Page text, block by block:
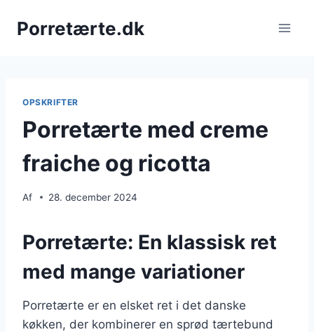
Porretærte.dk
OPSKRIFTER
Porretærte med creme
fraiche og ricotta
Af 28. december 2024
Porretærte: En klassisk ret
med mange variationer
Porretærte er en elsket ret i det danske
køkken, der kombinerer en sprød tærtebund